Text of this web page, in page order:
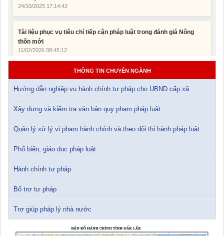
Tài liệu phục vụ tiêu chí tiếp cận pháp luật trong đánh giá Nông
thôn mới
Tài liệu Hội nghị công chức, viên chức và người lao động năm
2025
12/01/2026 14:30:21
Sổ tay tìm hiểu các quy định pháp luật về đăng ký doanh nghiệp và
10/01/2026 15:22:31
Đắk Lắk: Quyết tâm thực hiện hiệu quả Kế hoạch phòng, chống
ma túy đến năm 2030
24/10/2025 17:14:42
THÔNG TIN CHUYÊN NGÀNH
Hướng dẫn nghiệp vụ hành chính tư pháp cho UBND cấp xã
Xây dựng và kiểm tra văn bản quy phạm pháp luật
Quản lý xử lý vi phạm hành chính và theo dõi thi hành pháp luật
Phổ biến, giáo dục pháp luật
Hành chính tư pháp
Bổ trợ tư pháp
Trợ giúp pháp lý nhà nước